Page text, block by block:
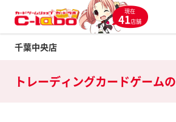
現在
41店舗
千葉中央店
Twitter
トレーディングカードゲームの